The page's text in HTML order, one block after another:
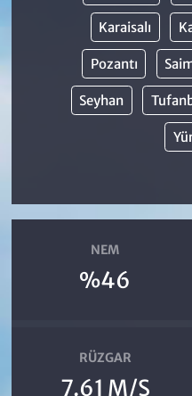
Karaisalı
Pozantı
Seyhan
NEM
%46
RÜZGAR
7.61 M/S